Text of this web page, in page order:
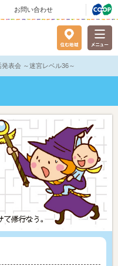
お問い合わせ
表会 ～迷宮レベル36～